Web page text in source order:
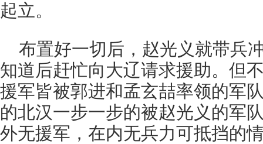
起立。
布置好一切后，赵光义就带兵
知道后赶忙向大辽请求援助。但
援军皆被郭进和孟玄喆率领的军
的北汉一步一步的被赵光义的军
外无援军，在内无兵力可抵挡的